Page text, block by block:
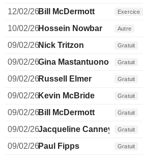
12/02/26Bill McDermott Exercice
10/02/26Hossein Nowbar Autre
09/02/26Nick Tritzon Gratuit
09/02/26Gina Mastantuono Gratuit
09/02/26Russell Elmer Gratuit
09/02/26Kevin McBride Gratuit
09/02/26Bill McDermott Gratuit
09/02/26Jacqueline Canney Gratuit
09/02/26Paul Fipps Gratuit